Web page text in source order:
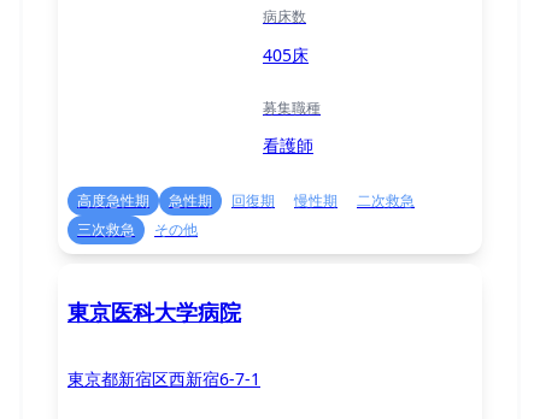
病床数
405床
募集職種
看護師
高度急性期 急性期 回復期 慢性期
二次救急
三次救急
その他
東京医科大学病院
東京都新宿区西新宿6-7-1